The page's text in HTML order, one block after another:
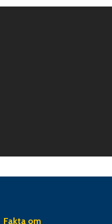
Fakta om